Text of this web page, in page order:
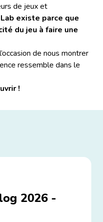
de jeux et
existe parce que
du jeu à faire une
de nous montrer
ressemble dans le
!
2026 -